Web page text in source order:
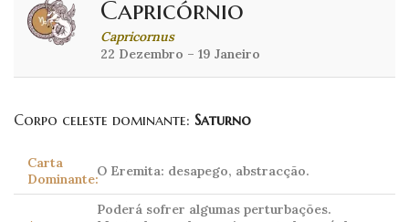
Capricórnio
Capricornus
22 Dezembro – 19 Janeiro
Corpo celeste dominante: Saturno
Carta
Dominante:O Eremita: desapego, abstracção.
Poderá sofrer algumas perturbações.